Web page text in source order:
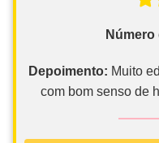
Depoimento:Muito